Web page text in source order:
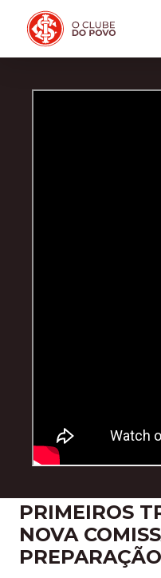
PRIMEIROS
NOVA